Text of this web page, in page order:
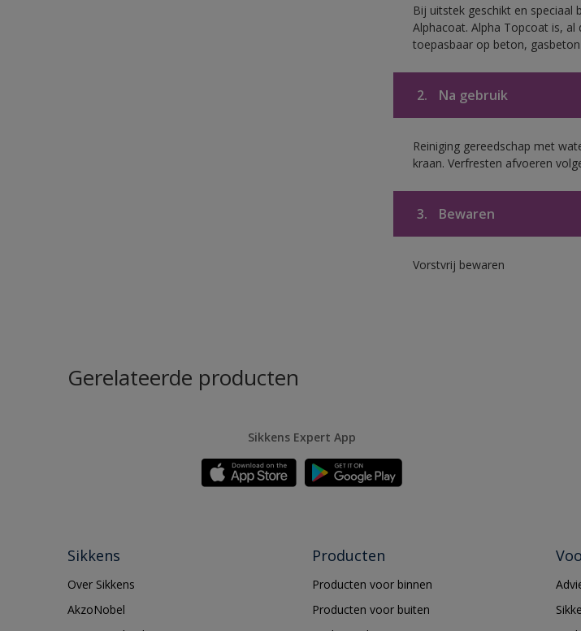
Bij uitstek geschikt en speciaal
Alphacoat. Alpha Topcoat is,
toepasbaar op beton,
2. Na gebruik
Reiniging gereedschap met
kraan. Verfresten afvoeren
3. Bewaren
Vorstvrij bewaren
Gerelateerde producten
Sikkens Expert App
Sikkens
Over Sikkens
AkzoNobel
Producten
Producten voor binnen
Producten voor buiten